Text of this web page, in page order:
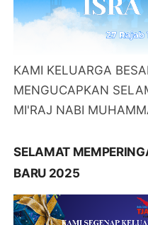
KAMI KELUARGA
MENGUCAPKAN
MI'RAJ NABI
SELAMAT
BARU 2025